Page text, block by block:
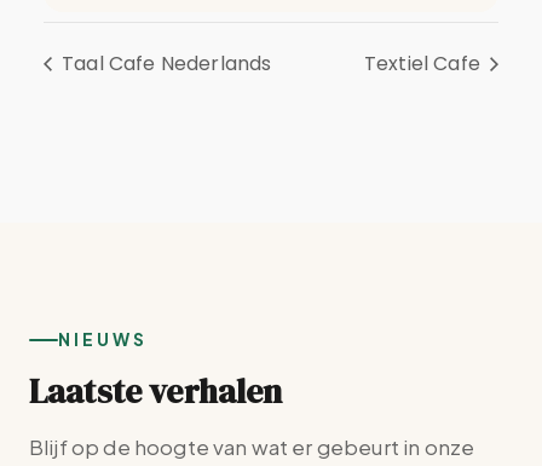
Taal Cafe Nederlands Textiel Cafe
NIEUWS
Laatste verhalen
Blijf op de hoogte van wat er gebeurt in onze